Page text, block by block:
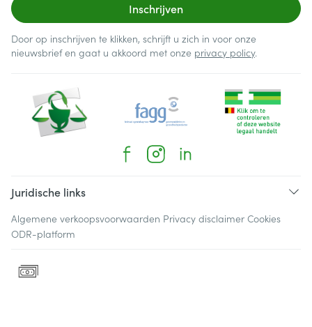
Inschrijven
Door op inschrijven te klikken, schrijft u zich in voor onze
nieuwsbrief en gaat u akkoord met onze privacy policy.
Juridische links
Algemene verkoopsvoorwaarden Privacy disclaimer Cookies
ODR-platform